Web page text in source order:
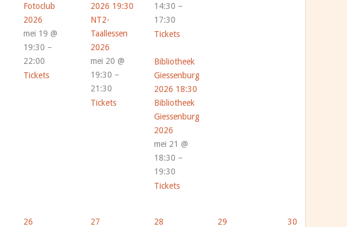
Fotoclub
2026
mei 19 @
19:30 –
22:00
Tickets
2026 19:30
NT2-
Taallessen
2026
mei 20 @
19:30 –
21:30
Tickets
14:30 –
17:30
Tickets
Bibliotheek
Giessenburg
2026 18:30
Bibliotheek
Giessenburg
2026
mei 21 @
18:30 –
19:30
Tickets
26
27
28
29
30